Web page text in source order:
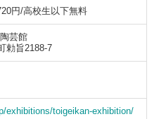
円/高校生以下無料
芸館
勅旨2188-7
exhibitions/toigeikan-exhibition/